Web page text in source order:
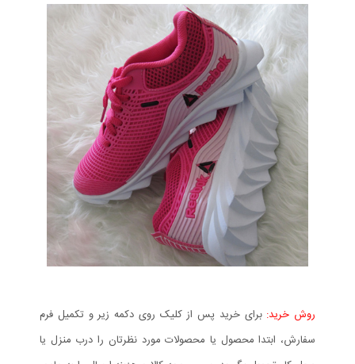
روش خرید: برای خرید پس از کلیک روی دکمه زیر و تکمیل فرم
سفارش، ابتدا محصول یا محصولات مورد نظرتان را درب منزل یا